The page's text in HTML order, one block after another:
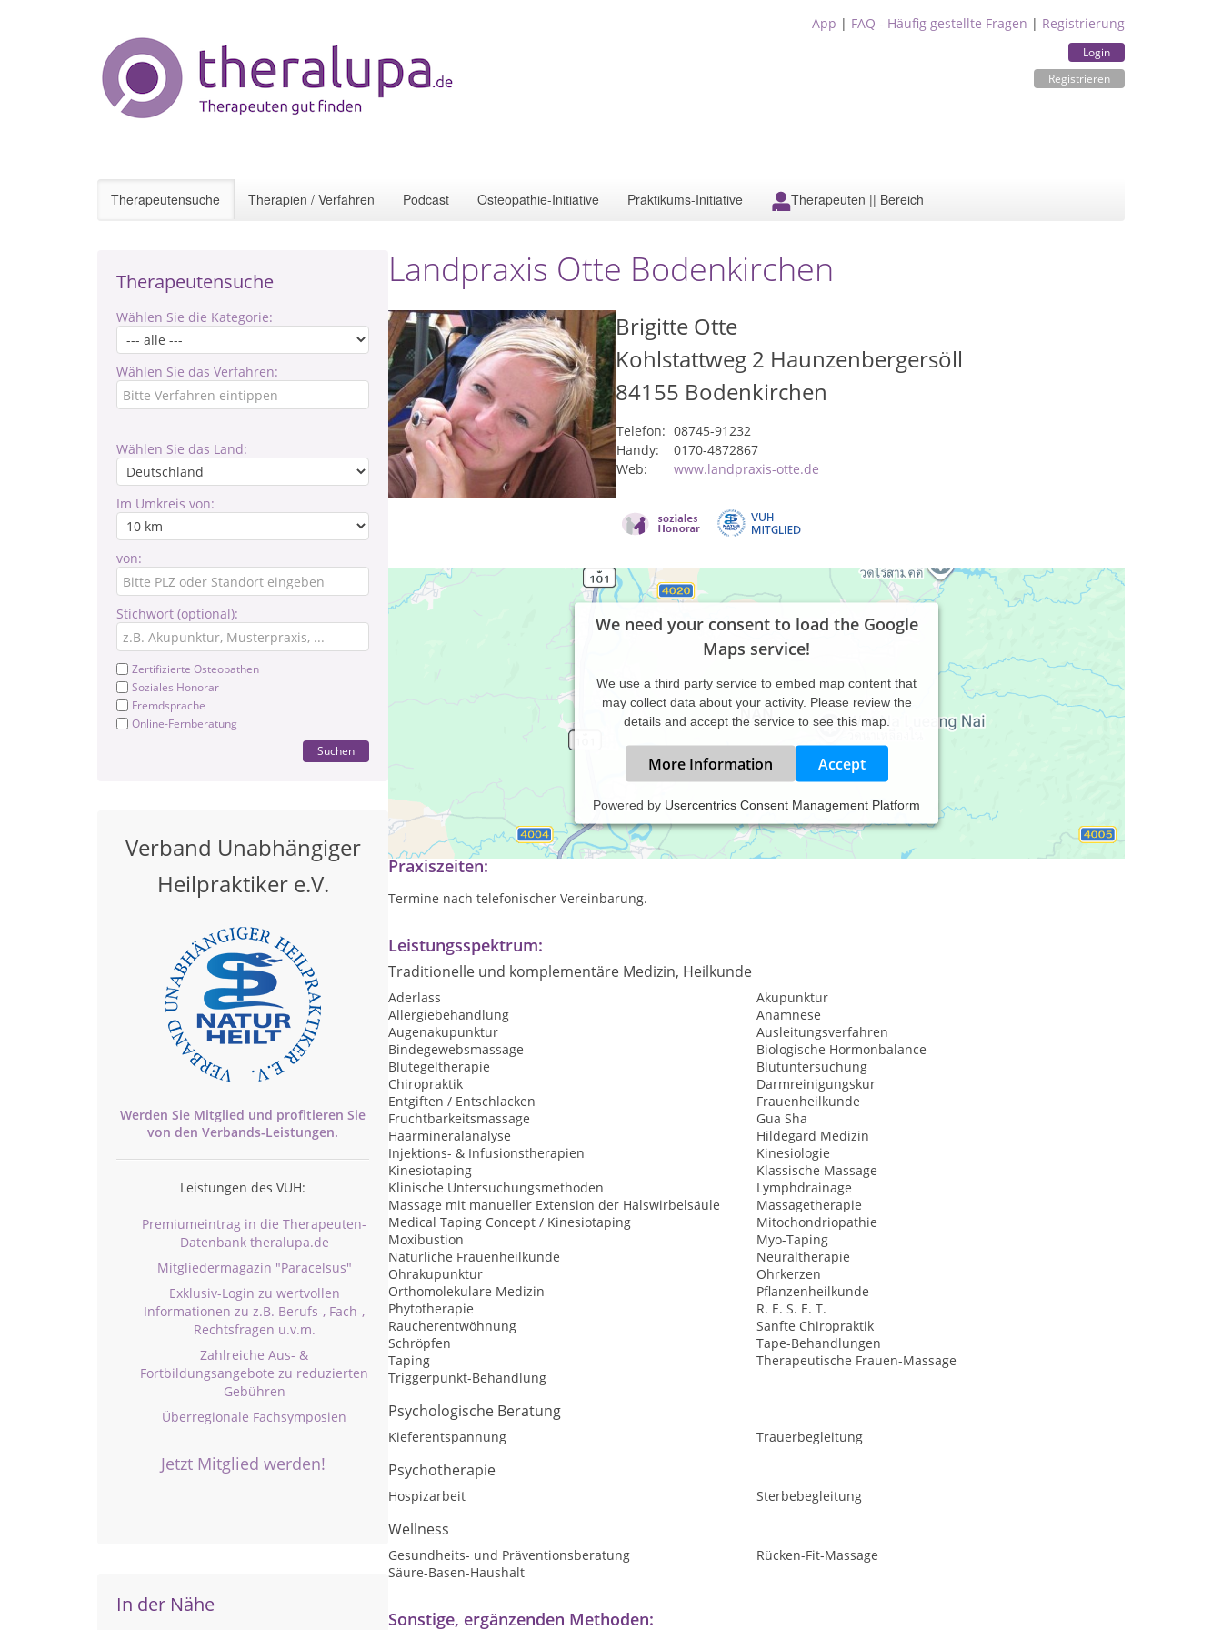
App | FAQ - Häufig gestellte Fragen | Registrierung
Login
Registrieren
Therapeutensuche Therapien / Verfahren Podcast Osteopathie-Initiative Praktikums-Initiative Therapeuten || Bereich
Therapeutensuche
Wählen Sie die Kategorie:
Wählen Sie das Verfahren:
Wählen Sie das Land:
Im Umkreis von:
von:
Stichwort (optional):
Zertifizierte Osteopathen
Soziales Honorar
Fremdsprache
Online-Fernberatung
Suchen
Verband Unabhängiger
Heilpraktiker e.V.
Werden Sie Mitglied und profitieren Sie
von den Verbands-Leistungen.
Leistungen des VUH:
Premiumeintrag in die Therapeuten-
Datenbank theralupa.de
Mitgliedermagazin "Paracelsus"
Exklusiv-Login zu wertvollen
Informationen zu z.B. Berufs-, Fach-,
Rechtsfragen u.v.m.
Zahlreiche Aus- &
Fortbildungsangebote zu reduzierten
Gebühren
Überregionale Fachsymposien
Jetzt Mitglied werden!
In der Nähe
Landpraxis Otte Bodenkirchen
Brigitte Otte
Kohlstattweg 2 Haunzenbergersöll
84155 Bodenkirchen
Telefon: 08745-91232
Handy:
0170-4872867
Web:
www.landpraxis-otte.de
We need your consent to load the Google
Maps service!
We use a third party service to embed map content that
may collect data about your activity. Please review the
details and accept the service to see this map.
More Information Accept
Powered by Usercentrics Consent Management Platform
Landpraxis für Naturheilkunde und Ästhetik
Praxiszeiten:
Termine nach telefonischer Vereinbarung.
Leistungsspektrum:
Traditionelle und komplementäre Medizin, Heilkunde
Aderlass
Akupunktur
Allergiebehandlung
Anamnese
Augenakupunktur
Ausleitungsverfahren
Bindegewebsmassage
Biologische Hormonbalance
Blutegeltherapie
Blutuntersuchung
Chiropraktik
Darmreinigungskur
Entgiften / Entschlacken
Frauenheilkunde
Fruchtbarkeitsmassage
Gua Sha
Haarmineralanalyse
Hildegard Medizin
Injektions- & Infusionstherapien
Kinesiologie
Kinesiotaping
Klassische Massage
Klinische Untersuchungsmethoden
Lymphdrainage
Massage mit manueller Extension der Halswirbelsäule
Massagetherapie
Medical Taping Concept / Kinesiotaping
Mitochondriopathie
Moxibustion
Myo-Taping
Natürliche Frauenheilkunde
Neuraltherapie
Ohrakupunktur
Ohrkerzen
Orthomolekulare Medizin
Pflanzenheilkunde
Phytotherapie
R. E. S. E. T.
Raucherentwöhnung
Sanfte Chiropraktik
Schröpfen
Tape-Behandlungen
Taping
Therapeutische Frauen-Massage
Triggerpunkt-Behandlung
Psychologische Beratung
Kieferentspannung Trauerbegleitung
Psychotherapie
Hospizarbeit Sterbebegleitung
Wellness
Gesundheits- und Präventionsberatung
Rücken-Fit-Massage
Säure-Basen-Haushalt
Sonstige, ergänzenden Methoden: